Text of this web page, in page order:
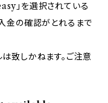
」を選択されている
金の確認がとれるまで
致しかねます。ご注意